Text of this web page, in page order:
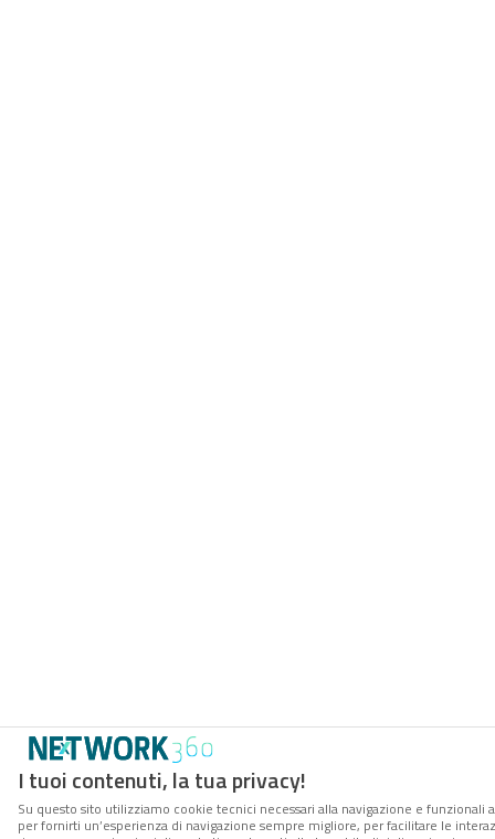
I tuoi contenuti, la tua privacy!
Su questo sito utilizziamo cookie tecnici necessari alla navigazione e funzionali
per fornirti un’esperienza di navigazione sempre migliore, per facilitare le